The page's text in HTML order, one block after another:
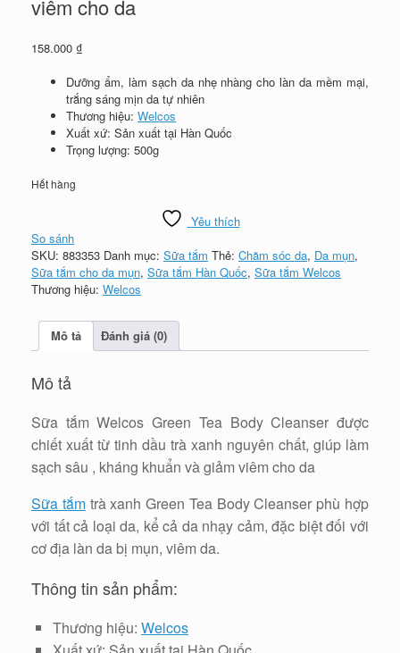
viêm cho da
158.000 ₫
Dưỡng ẩm, làm sạch da nhẹ nhàng cho làn da mềm mại,
trắng sáng mịn da tự nhiên
Thương hiệu: Welcos
Xuất xứ: Sản xuất tại Hàn Quốc
Trọng lượng: 500g
Hết hàng
Yêu thích
So sánh
SKU: 883353 Danh mục: Sữa tắm Thẻ: Chăm sóc da, Da mụn,
Sữa tắm cho da mụn, Sữa tắm Hàn Quốc, Sữa tắm Welcos
Thương hiệu: Welcos
Mô tả Đánh giá (0)
Mô tả
Sữa tắm Welcos Green Tea Body Cleanser được
chiết xuất từ tinh dầu trà xanh nguyên chất, giúp làm
sạch sâu , kháng khuẩn và giảm viêm cho da
Sữa tắmtrà xanh Green Tea Body Cleanser phù hợp
với tất cả loại da, kể cả da nhạy cảm, đặc biệt đối với
cơ địa làn da bị mụn, viêm da.
Thông tin sản phẩm:
Thương hiệu: Welcos